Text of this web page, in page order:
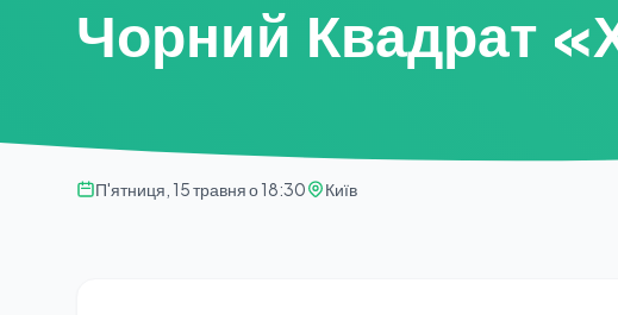
Чорний Квадрат
П'ятниця, 15 травня о 18:30 Київ